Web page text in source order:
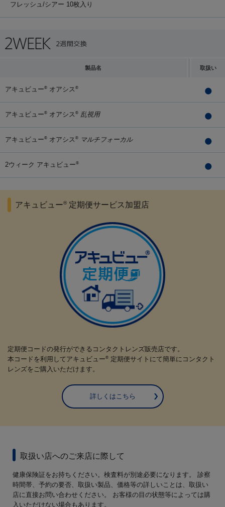
フレッシュ/シアー 10枚入り
製品名 取扱い
アキュビュー® オアシス ®
アキュビュー® オアシス ® 乱視用
アキュビュー® オアシス ® マルチフォーカル
2ウィーク アキュビュー®
アキュビュー® 定期便サービス加盟店
定期便コードの発行ができるコンタクトレンズ販売店です。
本コードを利用してアキュビュー® 定期便サイトにて簡単にコンタクト
レンズをご購入いただけます。
詳しくはこちら
取扱い店へのご来店に際して
健康保険証をお持ちください。検査料が別途必要になります。 診察
時間帯、予約の要否、取扱い製品、価格等の詳しいことは、取扱い
店に直接お問い合わせください。 お客様の目の状態等によっては購
入いただけない場合もあります。